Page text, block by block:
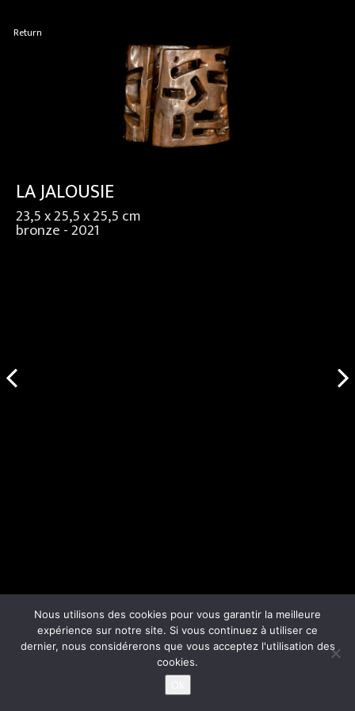
Return
LA JALOUSIE
23,5 x 25,5 x 25,5 cm
bronze - 2021
Nous utilisons des cookies pour vous garantir la meilleure
expérience sur notre site. Si vous continuez à utiliser ce
dernier, nous considérerons que vous acceptez l'utilisation des
cookies.